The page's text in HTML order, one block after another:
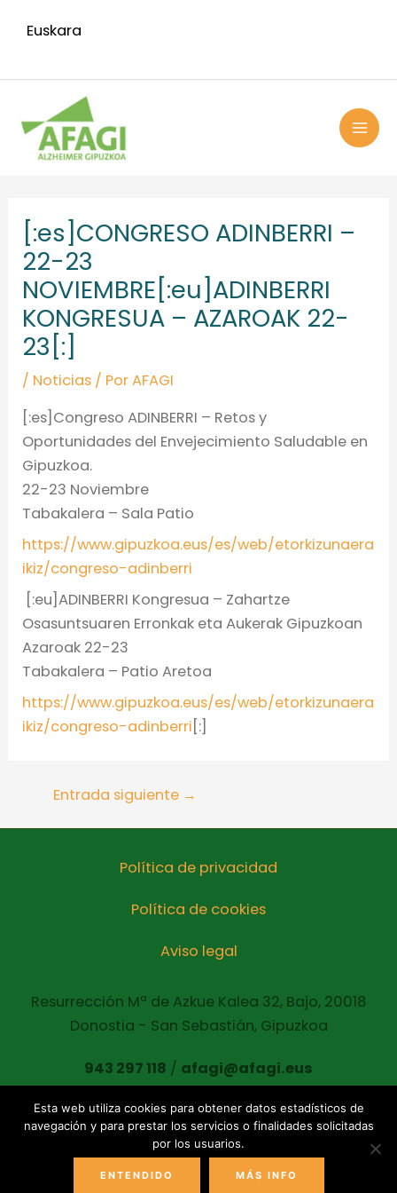
Euskara
[:es]CONGRESO ADINBERRI –
22-23
NOVIEMBRE[:eu]ADINBERRI
KONGRESUA – AZAROAK 22-
23[:]
/ Noticias / PorAFAGI
[:es]Congreso ADINBERRI – Retos y
Oportunidades del Envejecimiento Saludable en
Gipuzkoa.
22-23 Noviembre
Tabakalera – Sala Patio
https://www.gipuzkoa.eus/es/web/etorkizunaera
ikiz/congreso-adinberri
[:eu]ADINBERRI Kongresua – Zahartze
Osasuntsuaren Erronkak eta Aukerak Gipuzkoan
Azaroak 22-23
Tabakalera – Patio Aretoa
https://www.gipuzkoa.eus/es/web/etorkizunaera
ikiz/congreso-adinberri [:]
entradas
Entrada siguiente →
Política de privacidad
Política de cookies
Aviso legal
Resurrección Mª de Azkue Kalea 32, Bajo, 20018
Donostia - San Sebastián, Gipuzkoa
943 297 118 / afagi@afagi.eus
Copyright © 2021 AFAGI Todos los derechos
reservados
Esta web utiliza cookies para obtener datos estadísticos de
navegación y para prestar los servicios o finalidades solicitadas
por los usuarios.
ENTENDIDO MÁS INFO